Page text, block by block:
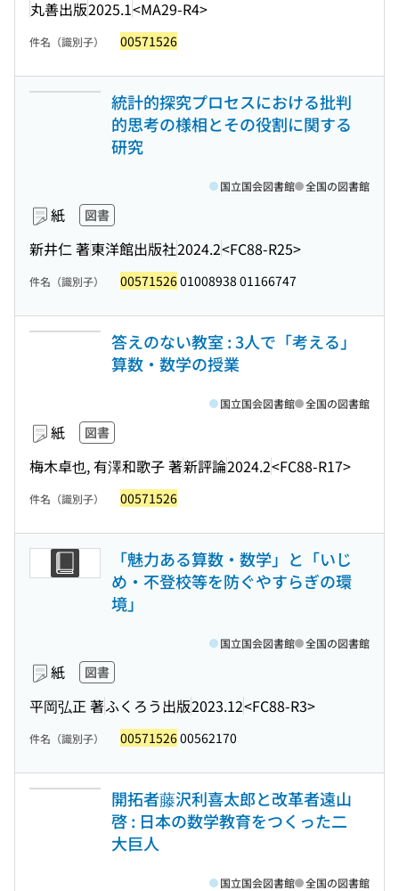
丸善出版2025.1<MA29-R4>
件名（識別子） 00571526
統計的探究プロセスにおける批判
的思考の様相とその役割に関する
研究
紙 図書
新井仁 著東洋館出版社2024.2<FC88-R25>
国立国会図書館 全国の図書館
件名（識別子） 0057152601008938 01166747
答えのない教室 : 3人で「考える」
算数・数学の授業
紙 図書
梅木卓也, 有澤和歌子 著新評論2024.2<FC88-R17>
国立国会図書館 全国の図書館
件名（識別子） 00571526
「魅力ある算数・数学」と「いじ
め・不登校等を防ぐやすらぎの環
境」
紙 図書
平岡弘正 著ふくろう出版2023.12<FC88-R3>
国立国会図書館 全国の図書館
件名（識別子） 0057152600562170
開拓者藤沢利喜太郎と改革者遠山
啓 : 日本の数学教育をつくった二
大巨人
国立国会図書館 全国の図書館